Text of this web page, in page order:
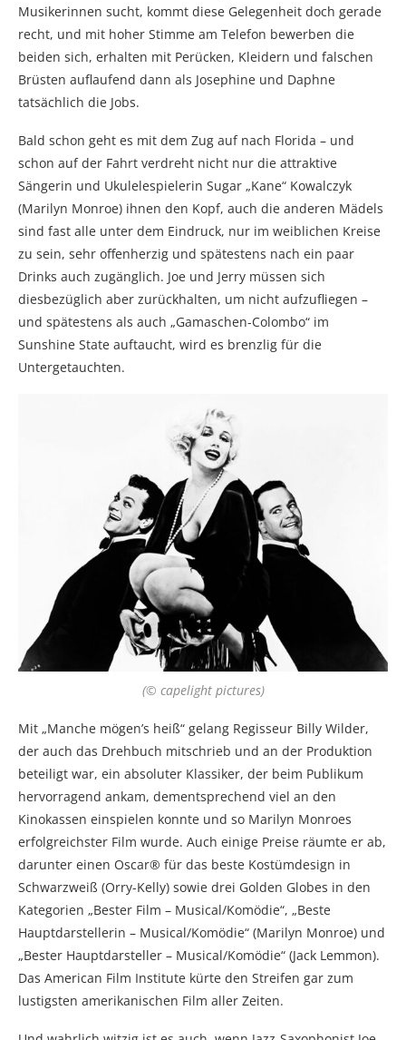
Musikerinnen sucht, kommt diese Gelegenheit doch gerade
recht, und mit hoher Stimme am Telefon bewerben die
beiden sich, erhalten mit Perücken, Kleidern und falschen
Brüsten auflaufend dann als Josephine und Daphne
tatsächlich die Jobs.
Bald schon geht es mit dem Zug auf nach Florida – und
schon auf der Fahrt verdreht nicht nur die attraktive
Sängerin und Ukulelespielerin Sugar „Kane“ Kowalczyk
(Marilyn Monroe) ihnen den Kopf, auch die anderen Mädels
sind fast alle unter dem Eindruck, nur im weiblichen Kreise
zu sein, sehr offenherzig und spätestens nach ein paar
Drinks auch zugänglich. Joe und Jerry müssen sich
diesbezüglich aber zurückhalten, um nicht aufzufliegen –
und spätestens als auch „Gamaschen-Colombo“ im
Sunshine State auftaucht, wird es brenzlig für die
Untergetauchten.
(© capelight pictures)
Mit „Manche mögen’s heiß“ gelang Regisseur Billy Wilder,
der auch das Drehbuch mitschrieb und an der Produktion
beteiligt war, ein absoluter Klassiker, der beim Publikum
hervorragend ankam, dementsprechend viel an den
Kinokassen einspielen konnte und so Marilyn Monroes
erfolgreichster Film wurde. Auch einige Preise räumte er ab,
darunter einen Oscar® für das beste Kostümdesign in
Schwarzweiß (Orry-Kelly) sowie drei Golden Globes in den
Kategorien „Bester Film – Musical/Komödie“, „Beste
Hauptdarstellerin – Musical/Komödie“ (Marilyn Monroe) und
„Bester Hauptdarsteller – Musical/Komödie“ (Jack Lemmon).
Das American Film Institute kürte den Streifen gar zum
lustigsten amerikanischen Film aller Zeiten.